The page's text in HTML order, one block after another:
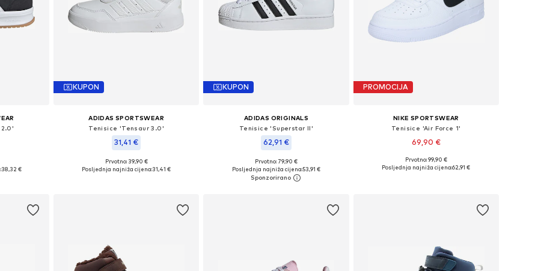
2.0'
37, 37,5, 38
38,32 €
KUPON
ADIDAS SPORTSWEAR
Tenisice 'Tensaur 3.0'
31,41 €
+ 7
Dostupno u više veličina
Prvotno: 39,90 €
Posljednja najniža cijena:31,41 €
KUPON
ADIDAS ORIGINALS
Tenisice 'Superstar II'
62,91 €
+ 2
Dostupno u više veličina
Dodaj u košaricu
Prvotno: 79,90 €
Posljednja najniža cijena:53,91 €
PROMOCIJA
NIKE SPORTSWEAR
Tenisice 'Air Force 1'
69,90 €
Prvotno: 99,90 €
Posljednja najniža cijena:62,91 €